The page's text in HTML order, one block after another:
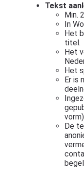
Tekst
Min.
In
Het
titel.
Het
Het
Er is
De